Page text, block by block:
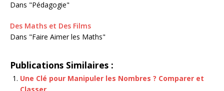
Dans "Pédagogie"
Des Maths et Des Films
Dans "Faire Aimer les Maths"
Publications Similaires :
Une Clé pour Manipuler les Nombres ? Comparer et